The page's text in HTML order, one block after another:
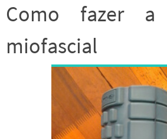
Como fazer a
miofascial